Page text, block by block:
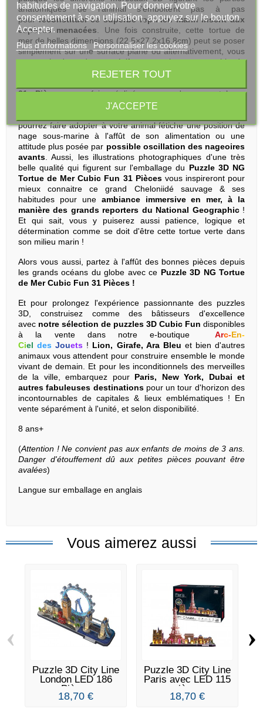
anatomiques de l'animal s'emboitent pas à pas
pourreconstituer ce superbe reptilien marin inscrit aux
espèces menacées. Une fois construite, cette tortue de
mer de belles dimensions (22,5×27,2x16,8cm) peut se poser
simplement sur une surface plane ou alternativement, vous
pouvez la doter de son récif sous-marin, un ensemble de
coraux colorés fait à partir de quelques unes des pièces du
31 Piècesune fois réalisé pourra s'exposer tel un
représentant bien réel de cette espèce en danger par les
pourrez faire adopter à votre animal fétiche une position de
nage sous-marine à l'affût de son alimentation ou une
attitude plus posée par possible oscillation des nageoires
avants. Aussi, les illustrations photographiques d'une très
belle qualité qui figurent sur l'emballage du Puzzle 3D NG
Tortue de Mer Cubic Fun 31 Piècesvous inspireront pour
mieux connaitre ce grand Cheloniidé sauvage & ses
habitudes pour une ambiance immersive en mer, à la
manière des grands reporters du National Geographic!
Et qui sait, vous y puiserez aussi patience, logique et
détermination comme se doit d'être cette tortue verte dans
son milieu marin !
Alors vous aussi, partez à l'affût des bonnes pièces depuis
les grands océans du globe avec ce Puzzle 3D NG Tortue
de Mer Cubic Fun 31 Pièces !
Et pour prolongez l'expérience passionnante des puzzles
3D, construisez comme des bâtisseurs d'excellence
avec notre sélection de puzzles 3D Cubic Fun disponibles
à la vente dans notre e-boutique
Arc-En-
Ciel des Jouets ! Lion, Girafe, Ara Bleu et bien d'autres
animaux vous attendent pour construire ensemble le monde
vivant de demain. Et pour les inconditionnels des merveilles
de la ville, embarquez pour Paris, New York, Dubai et
autres fabuleuses destinationspour un tour d'horizon des
incontournables de capitales & lieux emblématiques ! En
vente séparément à l'unité, et selon disponibilité.
8 ans+
(Attention ! Ne convient pas aux enfants de moins de 3 ans.
Danger d'étouffement dû aux petites pièces pouvant être
avalées)
Langue sur emballage en anglais
Vous aimerez aussi
Puzzle 3D City Line
London LED 186
Pièces
18,70 €
Puzzle 3D City Line
Paris avec LED 115
pièces
18,70 €
‹ ›
habitudes de navigation. Pour donner votre
consentement à son utilisation, appuyez sur le bouton
Accepter.
Plus d'informations Personnaliser les cookies
REJETER TOUT
J'ACCEPTE